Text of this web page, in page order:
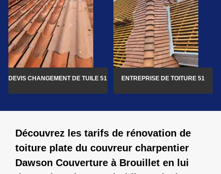
DEVIS CHANGEMENT DE TUILE 51 ENTREPRISE DE TOITURE 51
Découvrez les tarifs de rénovation de
toiture plate du couvreur charpentier
Dawson Couverture à Brouillet en lui